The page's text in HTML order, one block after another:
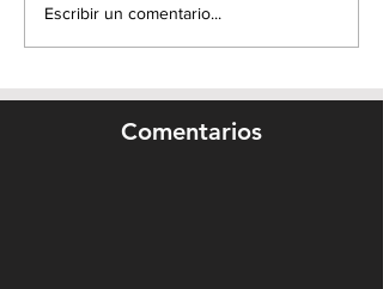
Escribir un comentario...
Comentarios